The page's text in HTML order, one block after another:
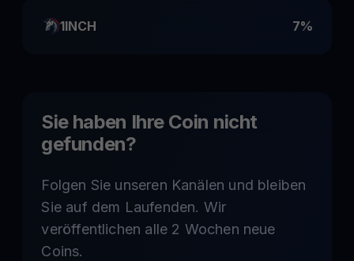
1INCH 7%
Sie haben Ihre Coin nicht
gefunden?
Folgen Sie unseren Kanälen und bleiben
Sie auf dem Laufenden. Wir
veröffentlichen alle 2 Wochen neue
Coins.